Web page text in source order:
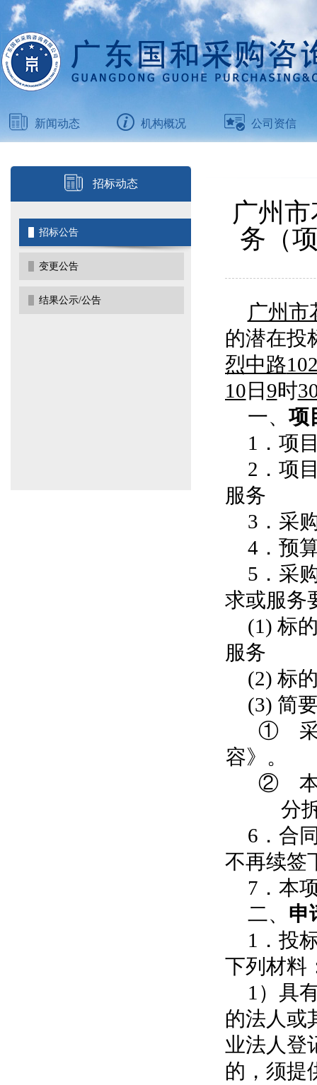
新闻动态 机构概况 公司资信
招标动态
招标公告
变更公告
结果公示/公告
广州
务（
广州市
的潜在投
烈中路
10 日 9时
一、 项
1．项
2．项
服务
3．采
4．预
5．采
求或服务
(1) 标
服务
(2) 标
(3) 简
① 采
容》。
② 本
分
6．合
不再续签
7．本
二、 申
1． 投
下列材料
1）具
的法人或
业法人登
的，须提